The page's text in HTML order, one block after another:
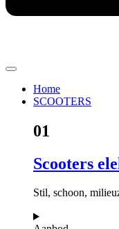
Home
SCOOTERS
01
Scooters
Stil, schoon,